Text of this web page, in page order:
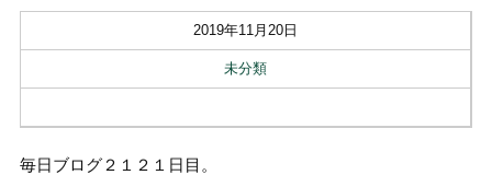
2019年11月20日
未分類
毎日ブログ２１２１日目。